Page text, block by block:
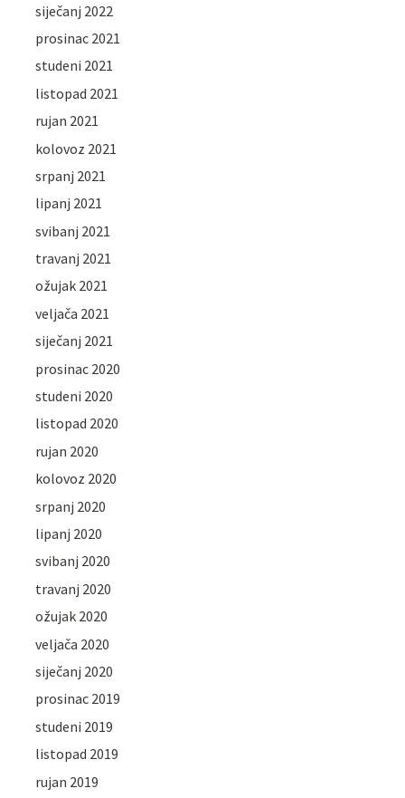
siječanj 2022
prosinac 2021
studeni 2021
listopad 2021
rujan 2021
kolovoz 2021
srpanj 2021
lipanj 2021
svibanj 2021
travanj 2021
ožujak 2021
veljača 2021
siječanj 2021
prosinac 2020
studeni 2020
listopad 2020
rujan 2020
kolovoz 2020
srpanj 2020
lipanj 2020
svibanj 2020
travanj 2020
ožujak 2020
veljača 2020
siječanj 2020
prosinac 2019
studeni 2019
listopad 2019
rujan 2019